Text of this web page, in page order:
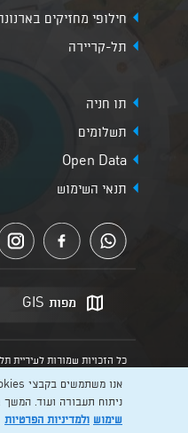
חילופי מחזיקים
תל-קריירה
תו חניה
תשלומים
Open Data
תנאי השימוש
מפות GIS
הנוסח המחייב הוא זה הקבוע
Digital studio
ניתוח תעבורה ועוד.
שימוש ולמדיניות הפרטיות